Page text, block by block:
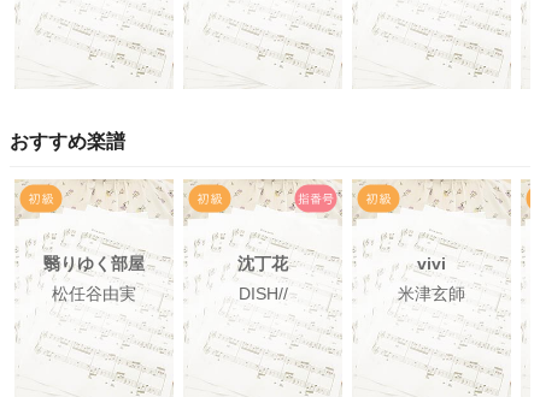
おすすめ楽譜
翳りゆく部屋
松任谷由実
沈丁花
DISH//
vivi
米津玄師